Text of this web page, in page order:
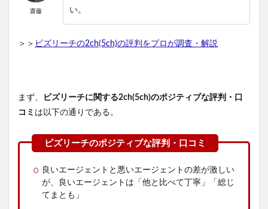
齋藤
い。
＞＞ ビズリーチの2ch(5ch)の評判をプロが調査・解説
まず、
ビズリーチに関する2ch(5ch)のポジティブな評判・口
コミ は以下の通りである。
良いエージェントと悪いエージェントの差が激しい
が、良いエージェントは「他と比べて丁寧」「総じ
てまとも」